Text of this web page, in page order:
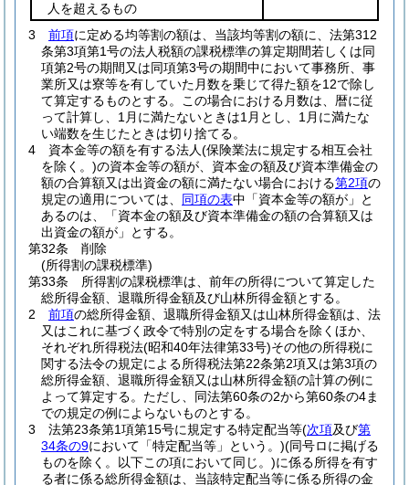
人を超えるもの
3 前項に定める均等割の額は、当該均等割の額に、法第312
条第3項第1号の法人税額の課税標準の算定期間若しくは同
項第2号の期間又は同項第3号の期間中において事務所、事
業所又は寮等を有していた月数を乗じて得た額を12で除し
て算定するものとする。
この場合における月数は、暦に従
って計算し、1月に満たないときは1月とし、1月に満たな
い端数を生じたときは切り捨てる。
4
資本金等の額を有する法人(保険業法に規定する相互会社
を除く。)の資本金等の額が、資本金の額及び資本準備金の
額の合算額又は出資金の額に満たない場合における第2項の
規定の適用については、 同項の表中「資本金等の額が」と
あるのは、「資本金の額及び資本準備金の額の合算額又は
出資金の額が」とする。
第32条
削除
(所得割の課税標準)
第33条
所得割の課税標準は、前年の所得について算定した
総所得金額、退職所得金額及び山林所得金額とする。
2
前項の総所得金額、退職所得金額又は山林所得金額は、法
又はこれに基づく政令で特別の定をする場合を除くほか、
それぞれ所得税法(昭和40年法律第33号)その他の所得税に
関する法令の規定による所得税法第22条第2項又は第3項の
総所得金額、退職所得金額又は山林所得金額の計算の例に
よって算定する。 ただし、同法第60条の2から第60条の4ま
での規定の例によらないものとする。
3
法第23条第1項第15号に規定する特定配当等(次項及び第
34条の9において「特定配当等」という。)(同号ロに掲げる
ものを除く。以下この項において同じ。)に係る所得を有す
る者に係る総所得金額は、当該特定配当等に係る所得の金